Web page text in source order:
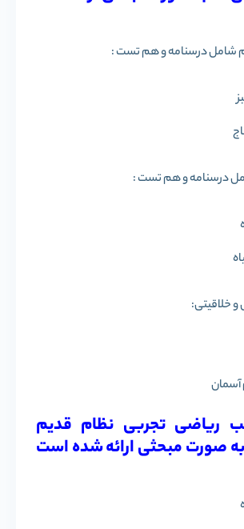
درسنامه و هم تست :
درسنامه و هم تست :
خلاقیتی:
آسمان
ریاضی تجربی نظام قدیم
صورت مبحثی ارائه شده است